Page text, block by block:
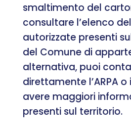
smaltimento del
consultare l’elenco
autorizzate presenti
del Comune di
alternativa, puoi
direttamente l’ARPA
avere maggiori
presenti sul territorio.